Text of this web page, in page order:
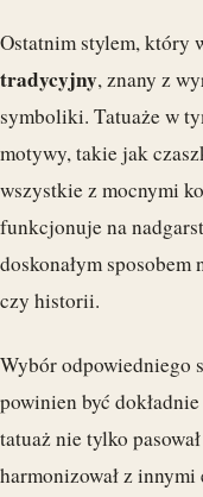
Ostatnim stylem, który
tradycyjny, znany z
symboliki. Tatuaże w
motywy, takie jak
wszystkie z mocnymi
funkcjonuje na
doskonałym
czy historii.
Wybór odpowiedniego
powinien być
tatuaż nie tylko
harmonizował z